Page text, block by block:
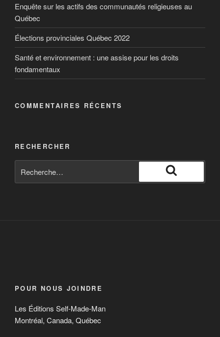
Enquête sur les actifs des communautés religieuses au
Québec
Élections provinciales Québec 2022
Santé et environnement : une assise pour les droits
fondamentaux
COMMENTAIRES RÉCENTS
RECHERCHER
POUR NOUS JOINDRE
Les Éditions Self-Made-Man
Montréal, Canada, Québec